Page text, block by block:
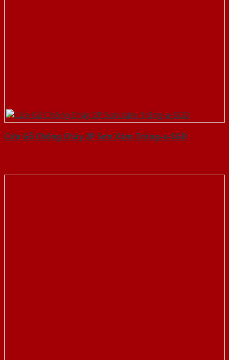
Cửa Gỗ Chống Cháy 2P Sơn Xám Trắng-a-SGD